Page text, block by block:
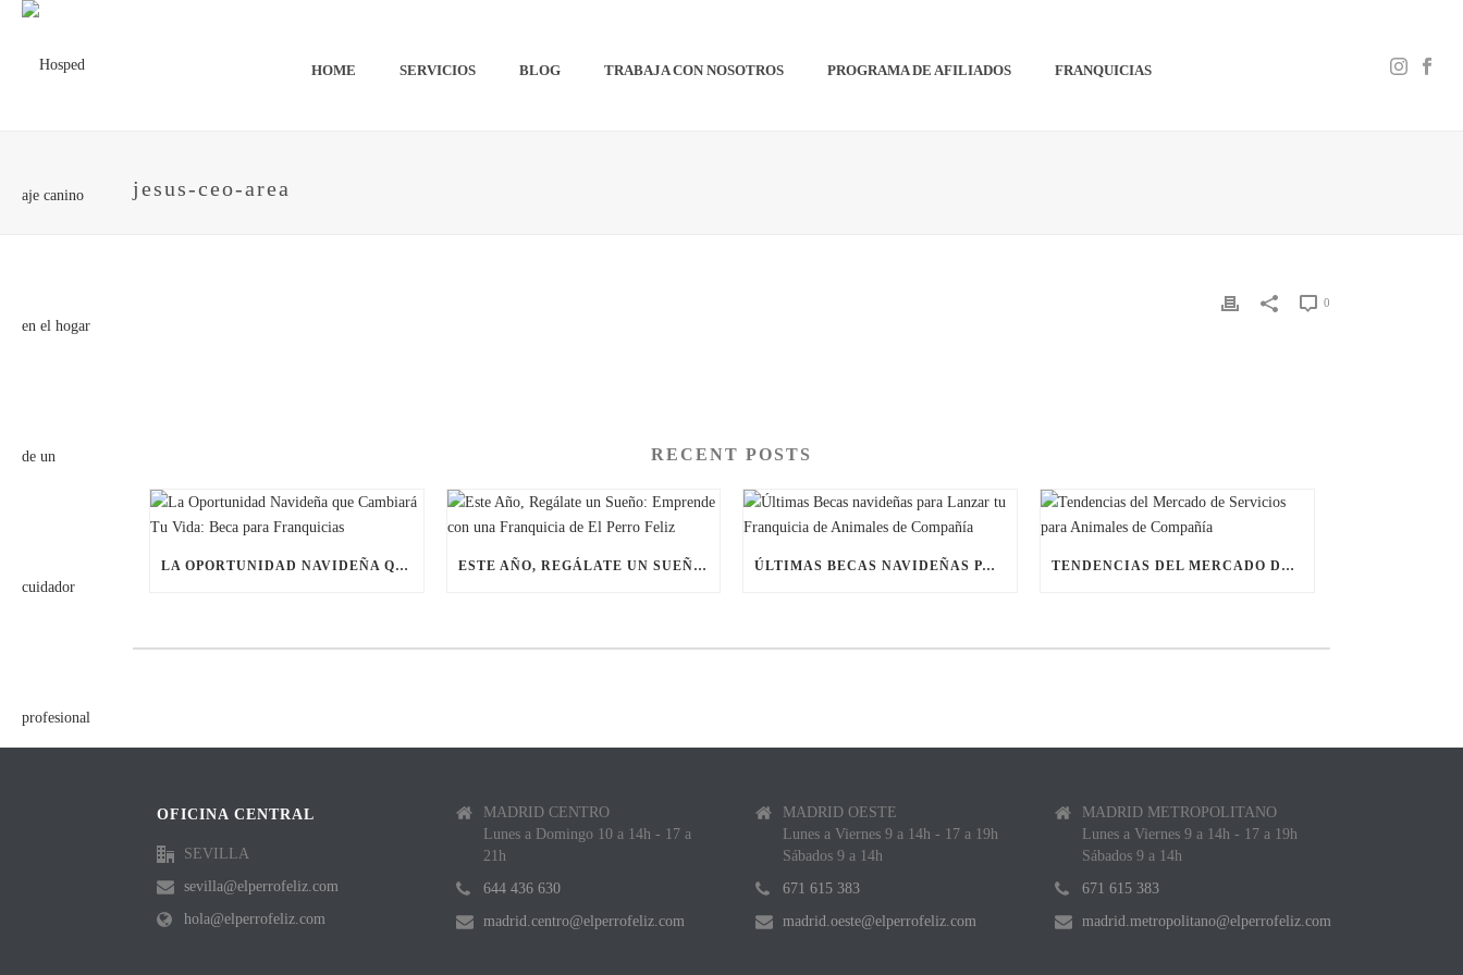
HOME SERVICIOS BLOG TRABAJA CON NOSOTROS PROGRAMA DE AFILIADOS FRANQUICIAS
jesus-ceo-area
0
RECENT POSTS
LA OPORTUNIDAD NAVIDEÑA QUE CAMBIARÁ TU VIDA: BECA PARA FRANQUICIAS ESTE AÑO, REGÁLATE UN SUEÑO: EMPRENDE CON UNA FRANQUICIA DE EL PERRO FELIZ ÚLTIMAS BECAS NAVIDEÑAS PARA LANZAR TU FRANQUICIA DE ANIMALES DE COMPAÑÍA TENDENCIAS DEL MERCADO DE SERVICIOS PARA ANIMALES DE COMPAÑÍA
OFICINA CENTRAL
SEVILLA
sevilla@elperrofeliz.com
hola@elperrofeliz.com
MADRID CENTRO
Lunes a Domingo 10 a 14h - 17 a
21h
644 436 630
madrid.centro@elperrofeliz.com
MADRID OESTE
Lunes a Viernes 9 a 14h - 17 a 19h
Sábados 9 a 14h
671 615 383
madrid.oeste@elperrofeliz.com
MADRID METROPOLITANO
Lunes a Viernes 9 a 14h - 17 a 19h
Sábados 9 a 14h
671 615 383
madrid.metropolitano@elperrofeliz.com